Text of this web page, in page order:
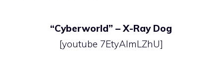
“Cyberworld” –X-Ray Dog
[youtube 7EtyAlmLZhU]